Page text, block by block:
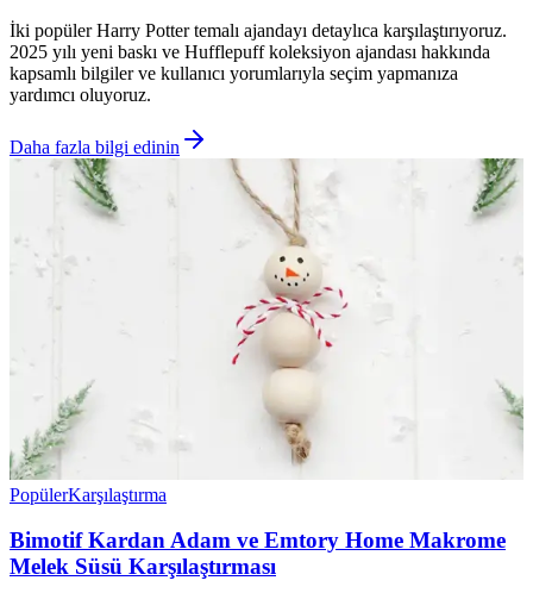
İki popüler Harry Potter temalı ajandayı detaylıca karşılaştırıyoruz.
2025 yılı yeni baskı ve Hufflepuff koleksiyon ajandası hakkında
kapsamlı bilgiler ve kullanıcı yorumlarıyla seçim yapmanıza
yardımcı oluyoruz.
Daha fazla bilgi edinin
PopülerKarşılaştırma
Bimotif Kardan Adam ve Emtory Home Makrome
Melek Süsü Karşılaştırması